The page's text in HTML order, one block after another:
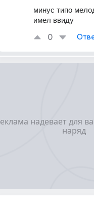
минус типо
имел ввиду
0